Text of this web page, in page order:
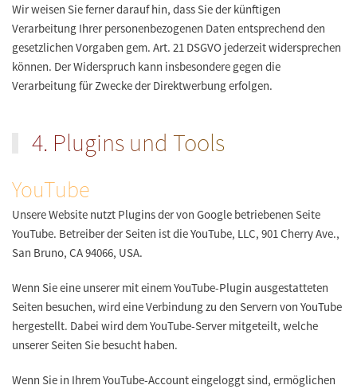
Wir weisen Sie ferner darauf hin, dass Sie der künftigen
Verarbeitung Ihrer personenbezogenen Daten entsprechend den
gesetzlichen Vorgaben gem. Art. 21 DSGVO jederzeit widersprechen
können. Der Widerspruch kann insbesondere gegen die
Verarbeitung für Zwecke der Direktwerbung erfolgen.
4. Plugins und Tools
YouTube
Unsere Website nutzt Plugins der von Google betriebenen Seite
YouTube. Betreiber der Seiten ist die YouTube, LLC, 901 Cherry Ave.,
San Bruno, CA 94066, USA.
Wenn Sie eine unserer mit einem YouTube-Plugin ausgestatteten
Seiten besuchen, wird eine Verbindung zu den Servern von YouTube
hergestellt. Dabei wird dem YouTube-Server mitgeteilt, welche
unserer Seiten Sie besucht haben.
Wenn Sie in Ihrem YouTube-Account eingeloggt sind, ermöglichen